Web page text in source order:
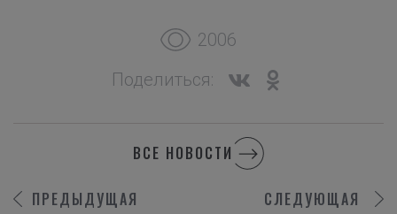
2006
Поделиться:
ПРЕДЫДУЩАЯ
ВСЕ НОВОСТИ
СЛЕДУЮЩАЯ